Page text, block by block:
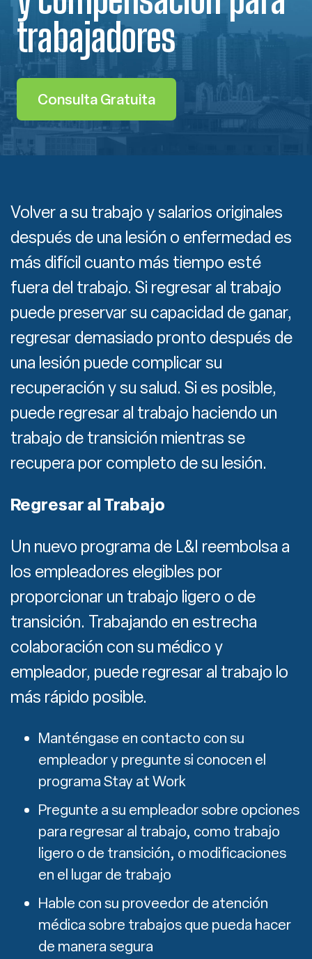
trabajadores
Consulta Gratuita
Volver a su trabajo y salarios originales
después de una lesión o enfermedad es
más difícil cuanto más tiempo esté
fuera del trabajo. Si regresar al trabajo
puede preservar su capacidad de ganar,
regresar demasiado pronto después de
una lesión puede complicar su
recuperación y su salud. Si es posible,
puede regresar al trabajo haciendo un
trabajo de transición mientras se
recupera por completo de su lesión.
Regresar al Trabajo
Un nuevo programa de L&I reembolsa a
los empleadores elegibles por
proporcionar un trabajo ligero o de
transición. Trabajando en estrecha
colaboración con su médico y
empleador, puede regresar al trabajo lo
más rápido posible.
Manténgase en contacto con su
empleador y pregunte si conocen el
programa Stay at Work
Pregunte a su empleador sobre opciones
para regresar al trabajo, como trabajo
ligero o de transición, o modificaciones
en el lugar de trabajo
Hable con su proveedor de atención
médica sobre trabajos que pueda hacer
de manera segura